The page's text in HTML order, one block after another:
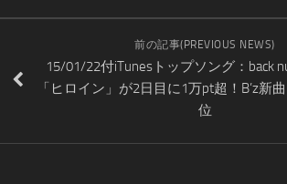
前の記事(PREVIOUS NEWS)
15/01/22付iTunesトップソング：back
「ヒロイン」が2日目に1万pt超！B’z新
位